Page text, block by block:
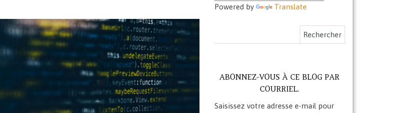
Powered by Translate
ABONNEZ-VOUS À CE BLOG PAR
COURRIEL.
Saisissez votre adresse e-mail pour